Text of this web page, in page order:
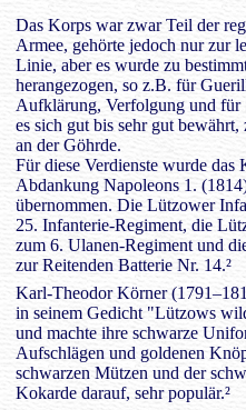
Das Korps war zwar Teil der
Armee, gehörte jedoch nur zur
Linie, aber es wurde zu
herangezogen, so z.B. für
Aufklärung, Verfolgung und für
es sich gut bis sehr gut
an der Göhrde.
Für diese Verdienste wurde das
Abdankung Napoleons 1.
übernommen. Die Lützower
25. Infanterie-Regiment, die
zum 6. Ulanen-Regiment und
zur Reitenden Batterie Nr. 14.²
Karl-Theodor Körner
in seinem Gedicht "Lützows
und machte ihre schwarze
Aufschlägen und goldenen
schwarzen Mützen und der
Kokarde darauf, sehr populär.²